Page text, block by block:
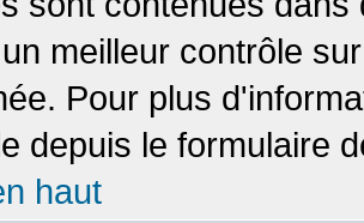
meilleur contrôle
Pour plus
depuis le formulaire
haut